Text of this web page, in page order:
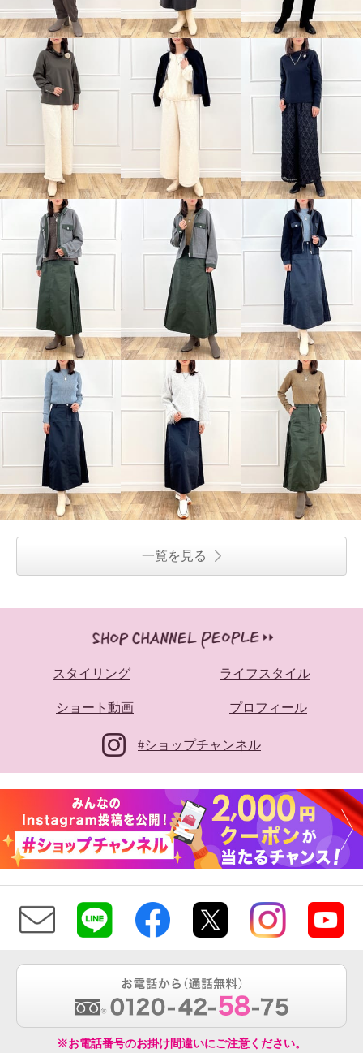
一覧を見る
スタイリング ライフスタイル
ショート動画 プロフィール
#ショップチャンネル
※お電話番号のお掛け間違いにご注意ください。